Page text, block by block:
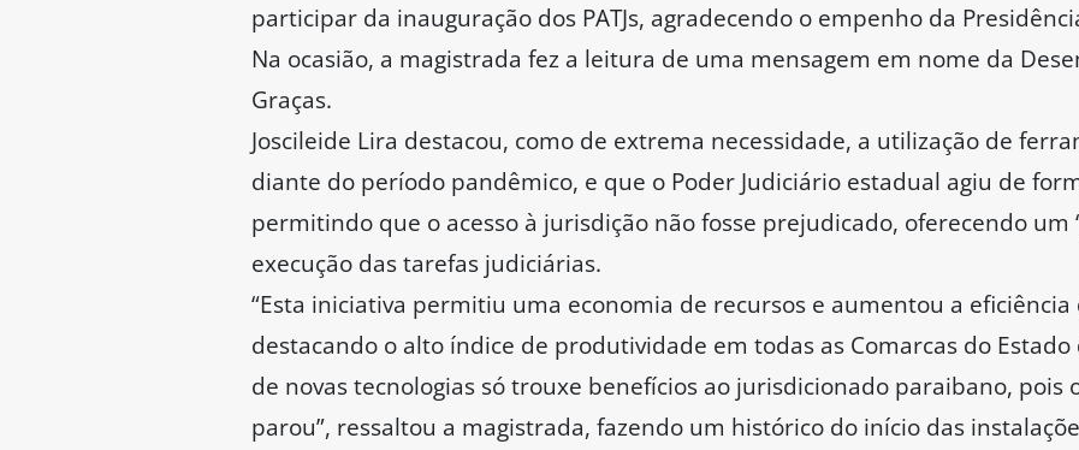
participar da inauguração dos PATJs, agradecendo o empenho da
Na ocasião, a magistrada fez a leitura de uma mensagem em nome da
Graças.
Joscileide Lira destacou, como de extrema necessidade, a utilização de
diante do período pandêmico, e que o Poder Judiciário estadual agiu de
permitindo que o acesso à jurisdição não fosse prejudicado, oferecendo um
execução das tarefas judiciárias.
“Esta iniciativa permitiu uma economia de recursos e aumentou a
destacando o alto índice de produtividade em todas as Comarcas do
de novas tecnologias só trouxe benefícios ao jurisdicionado paraibano, pois
parou”, ressaltou a magistrada, fazendo um histórico do início das